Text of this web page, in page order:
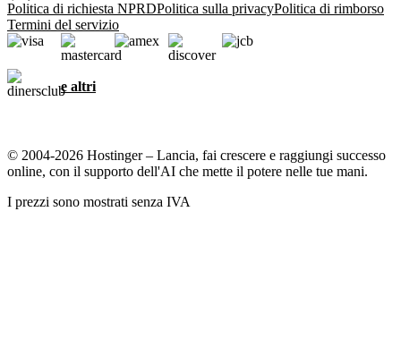
Politica di richiesta NPRDPolitica sulla privacyPolitica di rimborso
Termini del servizio
e altri
© 2004-2026 Hostinger – Lancia, fai crescere e raggiungi successo
online, con il supporto dell'AI che mette il potere nelle tue mani.
I prezzi sono mostrati senza IVA